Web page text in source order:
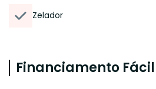
Zelador
Financiamento Fácil